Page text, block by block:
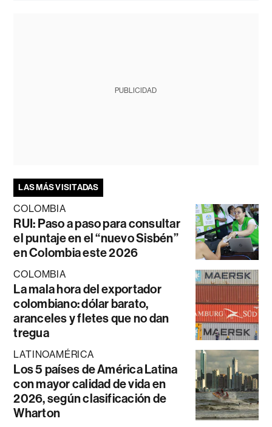
PUBLICIDAD
LAS MÁS VISITADAS
COLOMBIA
RUI: Paso a paso para consultar
el puntaje en el “nuevo Sisbén”
en Colombia este 2026
COLOMBIA
La mala hora del exportador
colombiano: dólar barato,
aranceles y fletes que no dan
tregua
LATINOAMÉRICA
Los 5 países de América Latina
con mayor calidad de vida en
2026, según clasificación de
Wharton